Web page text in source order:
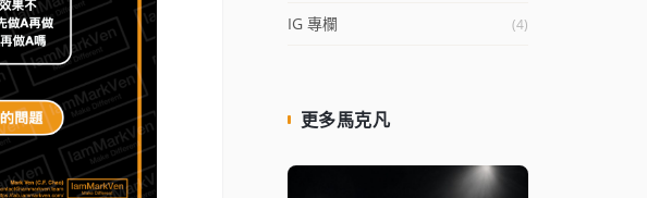
IG 專欄 (4)
更多馬克凡